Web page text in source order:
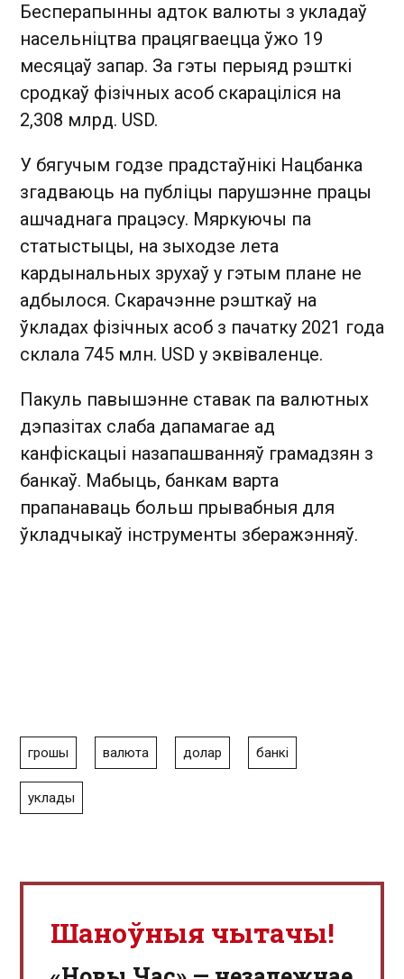
Бесперапынны адток валюты з укладаў
насельніцтва працягваецца ўжо 19
месяцаў запар. За гэты перыяд рэшткі
сродкаў фізічных асоб скараціліся на
2,308 млрд. USD.
У бягучым годзе прадстаўнікі Нацбанка
згадваюць на публіцы парушэнне працы
ашчаднага працэсу. Мяркуючы па
статыстыцы, на зыходзе лета
кардынальных зрухаў у гэтым плане не
адбылося. Скарачэнне рэшткаў на
ўкладах фізічных асоб з пачатку 2021 года
склала 745 млн. USD у эквіваленце.
Пакуль павышэнне ставак па валютных
дэпазітах слаба дапамагае ад
канфіскацыі назапашванняў грамадзян з
банкаў. Мабыць, банкам варта
прапанаваць больш прывабныя для
ўкладчыкаў інструменты зберажэнняў.
грошы валюта долар банкі
уклады
Шаноўныя чытачы!